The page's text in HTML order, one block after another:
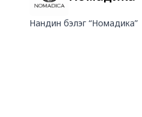
Нандин бэлэг “Номадика”